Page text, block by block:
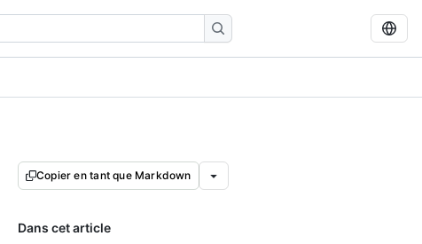
Copier en tant que Markdown
Dans cet article